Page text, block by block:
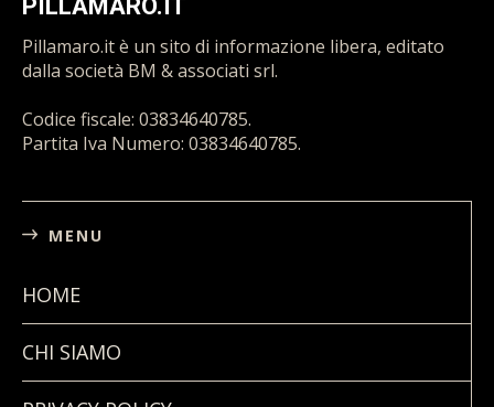
PILLAMARO.IT
Pillamaro.it è un sito di informazione libera, editato
dalla società BM & associati srl.
Codice fiscale: 03834640785.
Partita Iva Numero: 03834640785.
MENU
HOME
CHI SIAMO